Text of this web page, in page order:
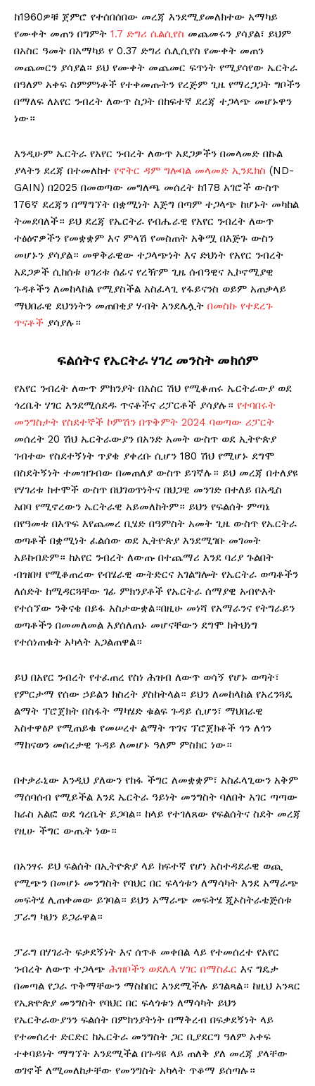
ከ1960ዎቹ ጀምሮ የተሰበሰበው መረጃ እንደሚያመለክተው አማካይ
የሙቀት መጠን በግምት 1.7 ድግሪ ሴልሲየስ መጨመሩን ያሳያል፣ ይህም
በአስር ዓመት በአማካይ የ 0.37 ድግሪ ሴሊሲየስ የሙቀት መጠን
መጨመርን ያሳያል። ይህ የሙቀት መጨመር ፍጥነት የሚያሳየው ኤርትራ
በዓለም አቀፍ ስምምነቶች የተቀመጡትን የረጅም ጊዜ የማረጋጋት ግቦችን
በማለፍ ለአየር ንብረት ለውጥ ስጋት በከፍተኛ ደረጃ ተጋላጭ መሆኑዋን
ነው።
እንዲሁም ኤርትራ የአየር ንብረት ለውጥ አደጋዎችን በመላመድ በኩል
ያላትን ደረጃ በተመለከተ የኖትር ዳም ግሎባል መላመድ ኢንዴክስ (ND-
GAIN) በ2025 በመወጣው መግለጫ መሰረት ከ178 አገሮች ውስጥ
176ኛ ደረጃን በማግኘት በቋሚነት እጅግ በጣም ተጋላጭ ከሆኑት መካከል
ትመደባለች። ይህ ደረጃ የኤርትራ የብሔራዊ የአየር ንብረት ለውጥ
ተፅዕኖዎችን የመቋቋም እና ምላሽ የመስጠት አቅሟ በእጅጉ ውስን
መሆኑን ያሳያል። መዋቅራዊው ተጋላጭነት እና ድህነት የአየር ንብረት
አደጋዎች ሲከሰቱ ሀገሪቱ ሰፊና የረዥም ጊዜ ሰብዓዊና ኢኮኖሚያዊ
ጉዳቶችን ለመከላከል የሚያስችል አስፈላጊ የፋይናንስ ወይም አጠቃላይ
ማህበራዊ ደህንነትን መጠበቂያ ሃብት እንደሌሏት በመስኩ የተደረጉ
ጥናቶች ያሳያሉ።
ፍልሰትና የኤርትራ ሃገረ መንስት መክሰም
የአየር ንብረት ለውጥ ምክንያት በአስር ሽህ የሚቆጠሩ ኤርትራውያ ወደ
ጎረቤት ሃገር እንደሚሰደዱ ጥናቶችና ሪፓርቶች ያሳያሉ። የተባበሩት
መንግስታት የስደተኞች ኮምሽን በጥቅምት 2024 ባወጣው ሪፓርት
መሰረት 20 ሽህ ኤርትራውያን በአንድ አመት ውስጥ ወደ ኢትዮጵያ
ገብተው የስደተኝነት ጥያቄ ያቀረቡ ሲሆን 180 ሽህ የሚሆኑ ደግሞ
በስደትኝነት ተመዝገብው በመጠለያ ውስጥ ይገኛሉ። ይህ መረጃ በተለያዩ
የሃገሪቱ ከተሞች ውስጥ በህገወጥነትና በህጋዊ መንገድ በተለይ በአዲስ
አበባ የሚኖረውን ኤርትራዊ አይመለከትም። ይህን የፍልሰት ምጣኔ
በየዓመቱ በእጥፍ እየጨመረ ቢሄድ በዓምስት አመት ጊዜ ውስጥ የኤርትራ
ወጣቶች በቋሚነት ፈልሰው ወደ ኢትዮጵያ እንደሚገቡ መገመት
አይከብድም። ከአየር ንብረት ለውጡ በተጨማሪ እንደ ባሪያ ጉልበት
ብዝበዛ የሚቆጠረው የብሄራዊ ውትድርና አገልግሎት የኤርትራ ወጣቶችን
ለሰድት ከሚዳርጓቸው ገፊ ምክንያቶች የኤርትራ ሰማያዊ አብዮእት
የተሰኘው ንቅናቄ በይፋ አስታውቋል።በዚሁ መነሻ የአማራንና የትግራይን
ወጣቶችን በመመለመል እያሰለጠኑ መሆናቸውን ደግሞ ከትህነግ
የተሰነጠቁት አካላት አጋልጠዋል።
ይህ በአየር ንብረት የተፈጠረ የስነ ሕዝብ ለውጥ ወሳኝ የሆኑ ወጣት፣
የምርታማ የሰው ኃይልን ክስረት ያስከትላል። ይህን ለመከላከል የአረንጓዴ
ልማት ፕሮጀክት በስፋት ማካሄድ ቁልፍ ጉዳይ ሲሆን፣ ማህበራዊ
አስተዋፅዖ የሚጠይቁ የመሠረተ ልማት ጥገና ፕሮጀክቶች ጎን ለጎን
ማከናወን መሰረታዊ ጉዳይ ለመሆኑ ዓለም ምስክር ነው።
በተቃራኒው እንዲህ ያለውን የከፋ ችግር ለመቋቋም፣ አስፈላጊውን አቅም
ማሰባሰብ የሚይችል እንደ ኤርትራ ዓይነት መንግስት ባለበት አገር ጣጣው
ከራስ አልፎ ወደ ጎረቤት ይጋባል። ከላይ የተገለጸው የፍልሰትና ስደት መረጃ
የዚሁ ችግር ውጤት ነው።
በአንፃሩ ይህ ፍልሰት በኢትዮጵያ ላይ ከፍተኛ የሆነ አስተዳደራዊ ወጪ
የሚጭን በመሆኑ መንግስት የባህር በር ፍላጎቱን ለማሳካት እንደ አማራጭ
መፍትሄ ሊጠቀመው ይገባል። ይህን አማራጭ መፍትሄ ጂኦስትራቴጅሰቱ
ፓራግ ካህን ይጋራዋል።
ፓራግ በሃገራት ፍቃደኝነት እና ሰጥቶ መቀበል ላይ የተመሰረተ የአየር
ንብረት ለውጥ ተጋላጭ ሕዝቦችን ወደሌላ ሃገር በማስፈር እና ግዴታ
በመጣል የጋራ ጥቅማቸውን ማስከበር እንደሚችሉ ይገልጻል። ከዚህ አንጻር
የኢጽዮጵያ መንግስት የባህር በር ፍላጎቱን ለማሳካት ይህን
የኤርትራውያንን ፍልሰት በምክንያትነት በማቅረብ በፍቃደኝነት ላይ
የተመሰረተ ድርድር ከኤርትራ መንግስት ጋር ቢያደርግ ዓለም አቀፍ
ተቀባይነት ማግኘት እንደሚችል በጉዳዩ ላይ ጠለቅ ያለ መረጃ ያላቸው
ወገኖች ለሚመለከታቸው የመንግስት አካላት ጥቆማ ይሰጣሉ።